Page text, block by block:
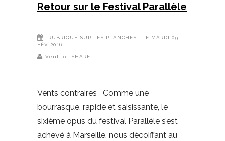
Retour sur le Festival Parallèle
RUBRIQUE SUR LES PLANCHES
, LE MARDI 09
FÉV 2016
Ventilo SHARE
Vents contraires Comme une
bourrasque, rapide et saisissante, le
sixième opus du festival Parallèle s’est
achevé à Marseille, nous décoiffant au